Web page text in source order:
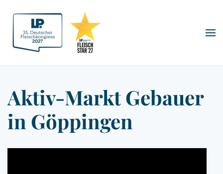
Zum Hauptinhalt springen
Aktiv-Markt Gebauer
in Göppingen